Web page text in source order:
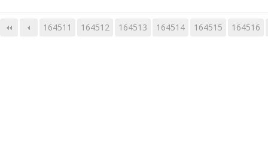
164511 164512 164513 164514 164515 164516
다음 맨끝